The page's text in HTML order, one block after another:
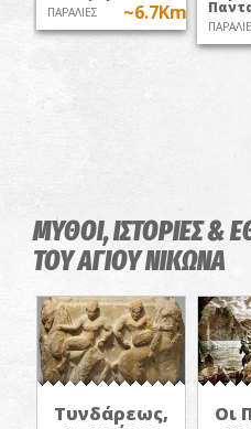
ΠΑΡΑΛΙΕΣ ~6.7Km
ΜΥΘΟΙ, ΙΣΤΟΡΙΕΣ &
ΤΟΥ ΑΓΙΟΥ ΝΙΚΩΝΑ
Τυνδάρεως, Οι